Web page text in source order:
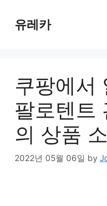
content유레카
쿠팡에서
팔로텐트
의 상품
2022년 05월 06일 by